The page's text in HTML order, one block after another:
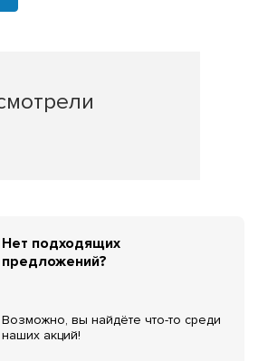
Нет подходящих
предложений?
Возможно, вы найдёте что-то среди
наших акций!